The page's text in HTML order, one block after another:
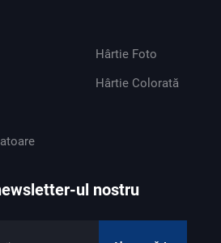
Hârtie Foto
Hârtie Colorată
ul nostru